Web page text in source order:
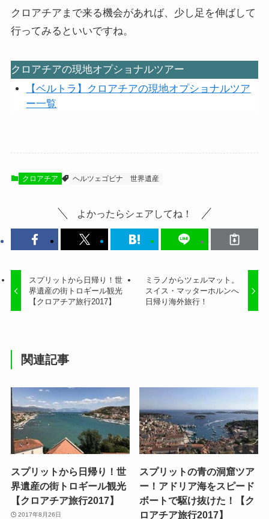
クロアチアまで来る機会があれば、少し足を伸ばして
行ってみるといいですね。
クロアチアの現地オプショナルツアー
【ベルトラ】クロアチアの現地オプショナルツア
ー一覧
クロアチア ヘルツェゴビナ 世界遺産
よかったらシェアしてね！
スプリットから日帰り！世
界遺産の街トロギール観光
【クロアチア旅行2017】
ミラノからツェルマット。
スイス・マッターホルンへ
日帰り海外旅行！
関連記事
スプリットから日帰り！世
界遺産の街トロギール観光
【クロアチア旅行2017】
2017年8月26日
スプリットの青の洞窟ツア
ー！アドリア海をスピード
ボートで駆け抜けた！【ク
ロアチア旅行2017】